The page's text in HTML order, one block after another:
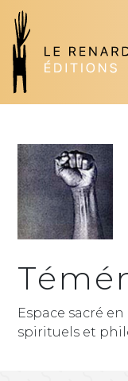
Espace sacré
spirituels et